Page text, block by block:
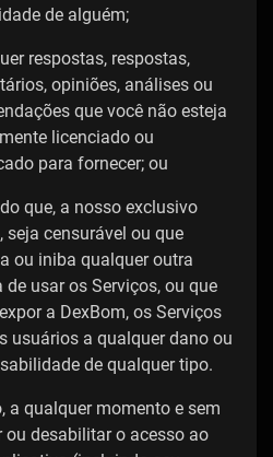
de alguém;
respostas, respostas,
opiniões, análises ou
que você não esteja
licenciado ou
para fornecer; ou
que, a nosso exclusivo
seja censurável ou que
ou iniba qualquer outra
de usar os Serviços, ou que
a DexBom, os Serviços
usuários a qualquer dano ou
de qualquer tipo.
a qualquer momento e sem
ou desabilitar o acesso ao